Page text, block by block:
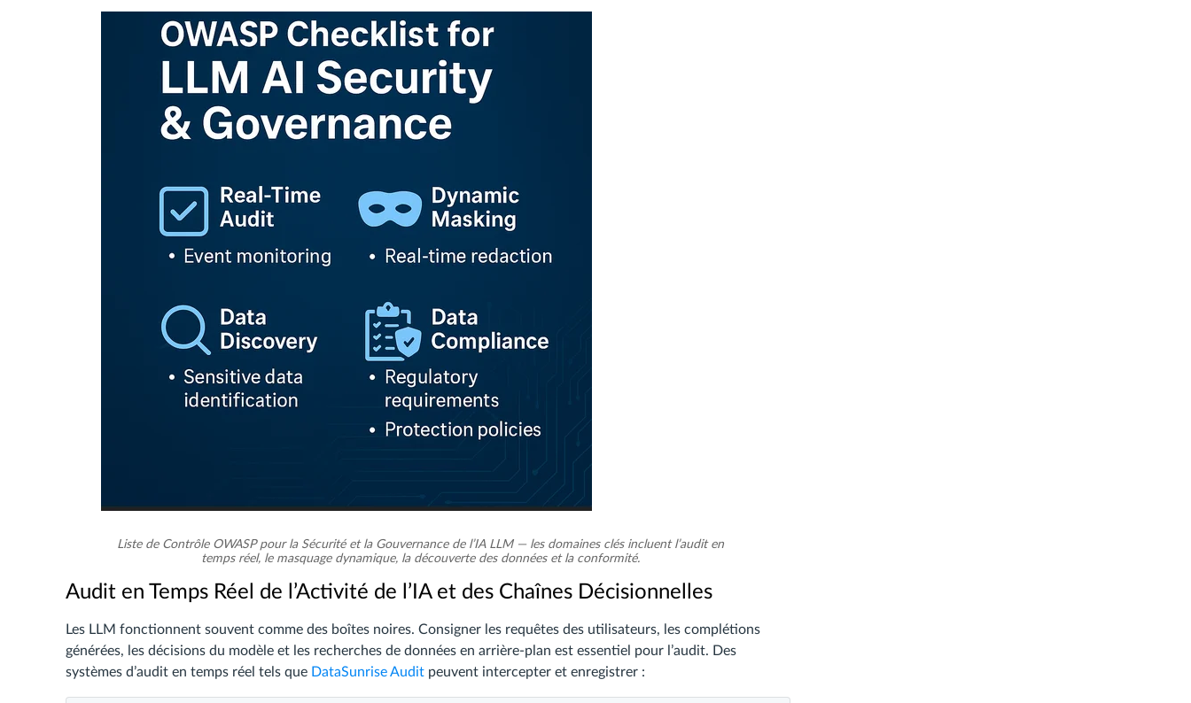
Liste de Contrôle OWASP pour la Sécurité et la Gouvernance de l’IA LLM — les domaines clés incluent l’audit en
temps réel, le masquage dynamique, la découverte des données et la conformité.
Audit en Temps Réel de l’Activité de l’IA et des Chaînes Décisionnelles
Les LLM fonctionnent souvent comme des boîtes noires. Consigner les requêtes des utilisateurs, les complétions
générées, les décisions du modèle et les recherches de données en arrière-plan est essentiel pour l’audit. Des
systèmes d’audit en temps réel tels que DataSunrise Audit peuvent intercepter et enregistrer :